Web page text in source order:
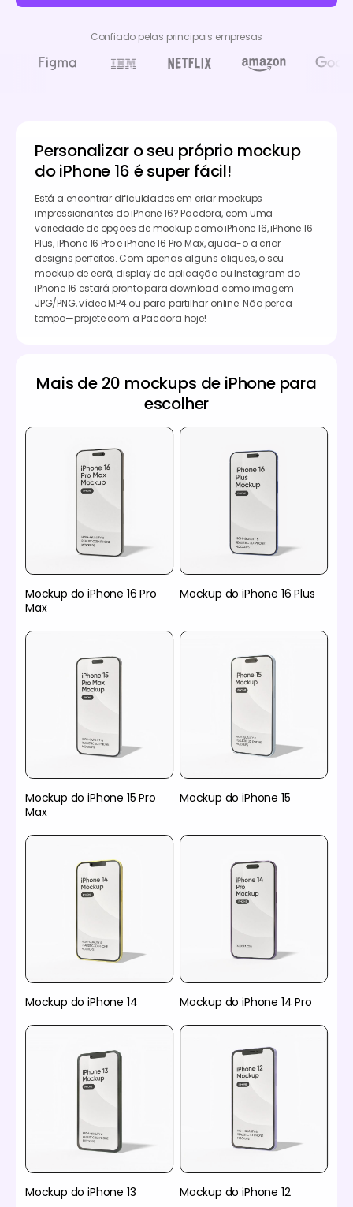
Confiado pelas principais empresas
Personalizar o seu próprio mockup
do iPhone 16 é super fácil!
Está a encontrar dificuldades em criar mockups
impressionantes do iPhone 16? Pacdora, com uma
variedade de opções de mockup como iPhone 16, iPhone 16
Plus, iPhone 16 Pro e iPhone 16 Pro Max, ajuda-o a criar
designs perfeitos. Com apenas alguns cliques, o seu
mockup de ecrã, display de aplicação ou Instagram do
iPhone 16 estará pronto para download como imagem
JPG/PNG, vídeo MP4 ou para partilhar online. Não perca
tempo—projete com a Pacdora hoje!
Mais de 20 mockups de iPhone para
escolher
Mockup do iPhone 16 Pro
Max
Mockup do iPhone 16 Plus
Mockup do iPhone 15 Pro
Max
Mockup do iPhone 15
Mockup do iPhone 14 Mockup do iPhone 14 Pro
Mockup do iPhone 13 Mockup do iPhone 12